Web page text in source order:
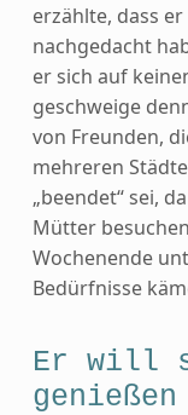
erzählte, dass
nachgedacht
er sich auf
geschweige
von Freunden,
mehreren
„beendet“ sei,
Mütter
Wochenende
Bedürfnisse
Er will
genießen